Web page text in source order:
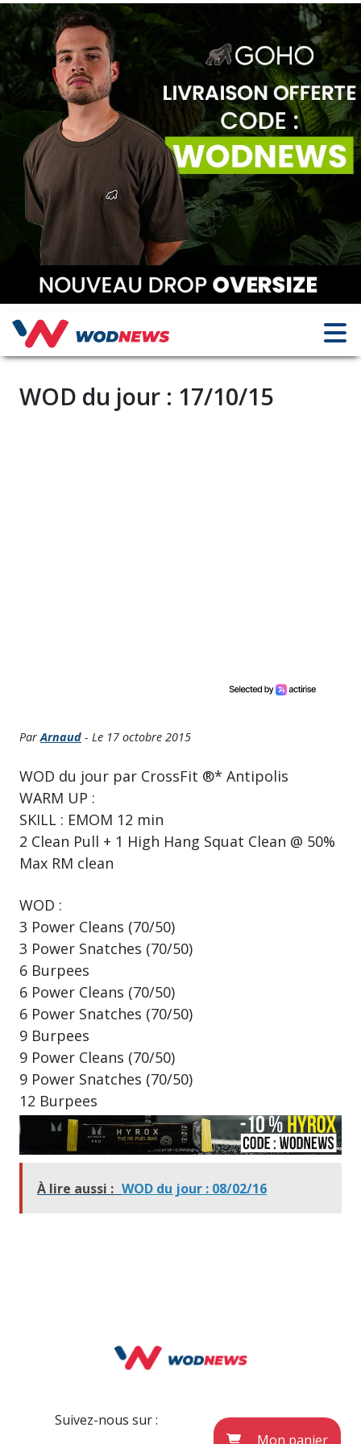
WOD du jour : 17/10/15
ParArnaud - Le 17 octobre 2015
WOD du jour par CrossFit ®* Antipolis
WARM UP :
SKILL : EMOM 12 min
2 Clean Pull + 1 High Hang Squat Clean @ 50%
Max RM clean
WOD :
3 Power Cleans (70/50)
3 Power Snatches (70/50)
6 Burpees
6 Power Cleans (70/50)
6 Power Snatches (70/50)
9 Burpees
9 Power Cleans (70/50)
9 Power Snatches (70/50)
12 Burpees
À lire aussi : WOD du jour : 08/02/16
Suivez-nous sur :
Mon panier